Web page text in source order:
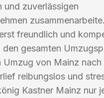
und zuverlässigen
freundlich und
den gesamten
Umzug von Mainz nach
reibungslos und
Kastner Mainz nur